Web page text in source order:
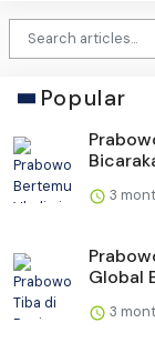
Popular
3
Global
3